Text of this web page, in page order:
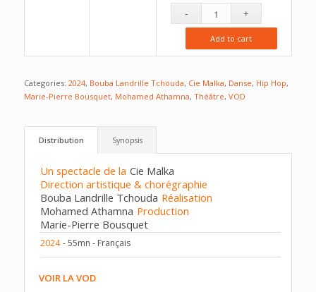
Add to cart
Categories: 2024, Bouba Landrille Tchouda, Cie Malka, Danse, Hip Hop,
Marie-Pierre Bousquet, Mohamed Athamna, Théâtre, VOD
Distribution Synopsis
Un spectacle de la Cie Malka
Direction artistique & chorégraphie
Bouba Landrille Tchouda Réalisation
Mohamed Athamna Production
Marie-Pierre Bousquet
2024 - 55mn - Français
VOIR LA VOD